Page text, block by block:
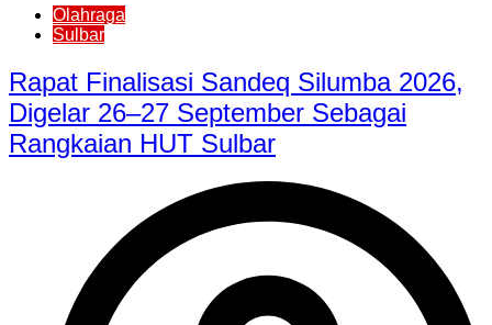
Olahraga
Sulbar
Rapat Finalisasi Sandeq Silumba 2026,
Digelar 26–27 September Sebagai
Rangkaian HUT Sulbar